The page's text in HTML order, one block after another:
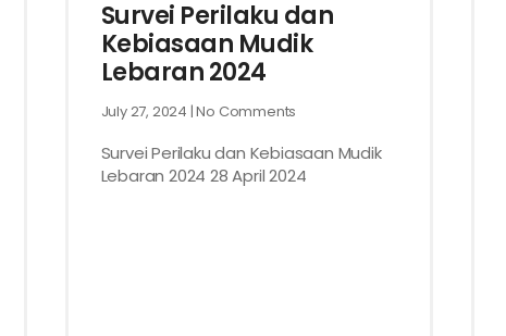
Survei Perilaku dan
Kebiasaan Mudik
Lebaran 2024
July 27, 2024 No Comments
Survei Perilaku dan Kebiasaan Mudik
Lebaran 2024 28 April 2024